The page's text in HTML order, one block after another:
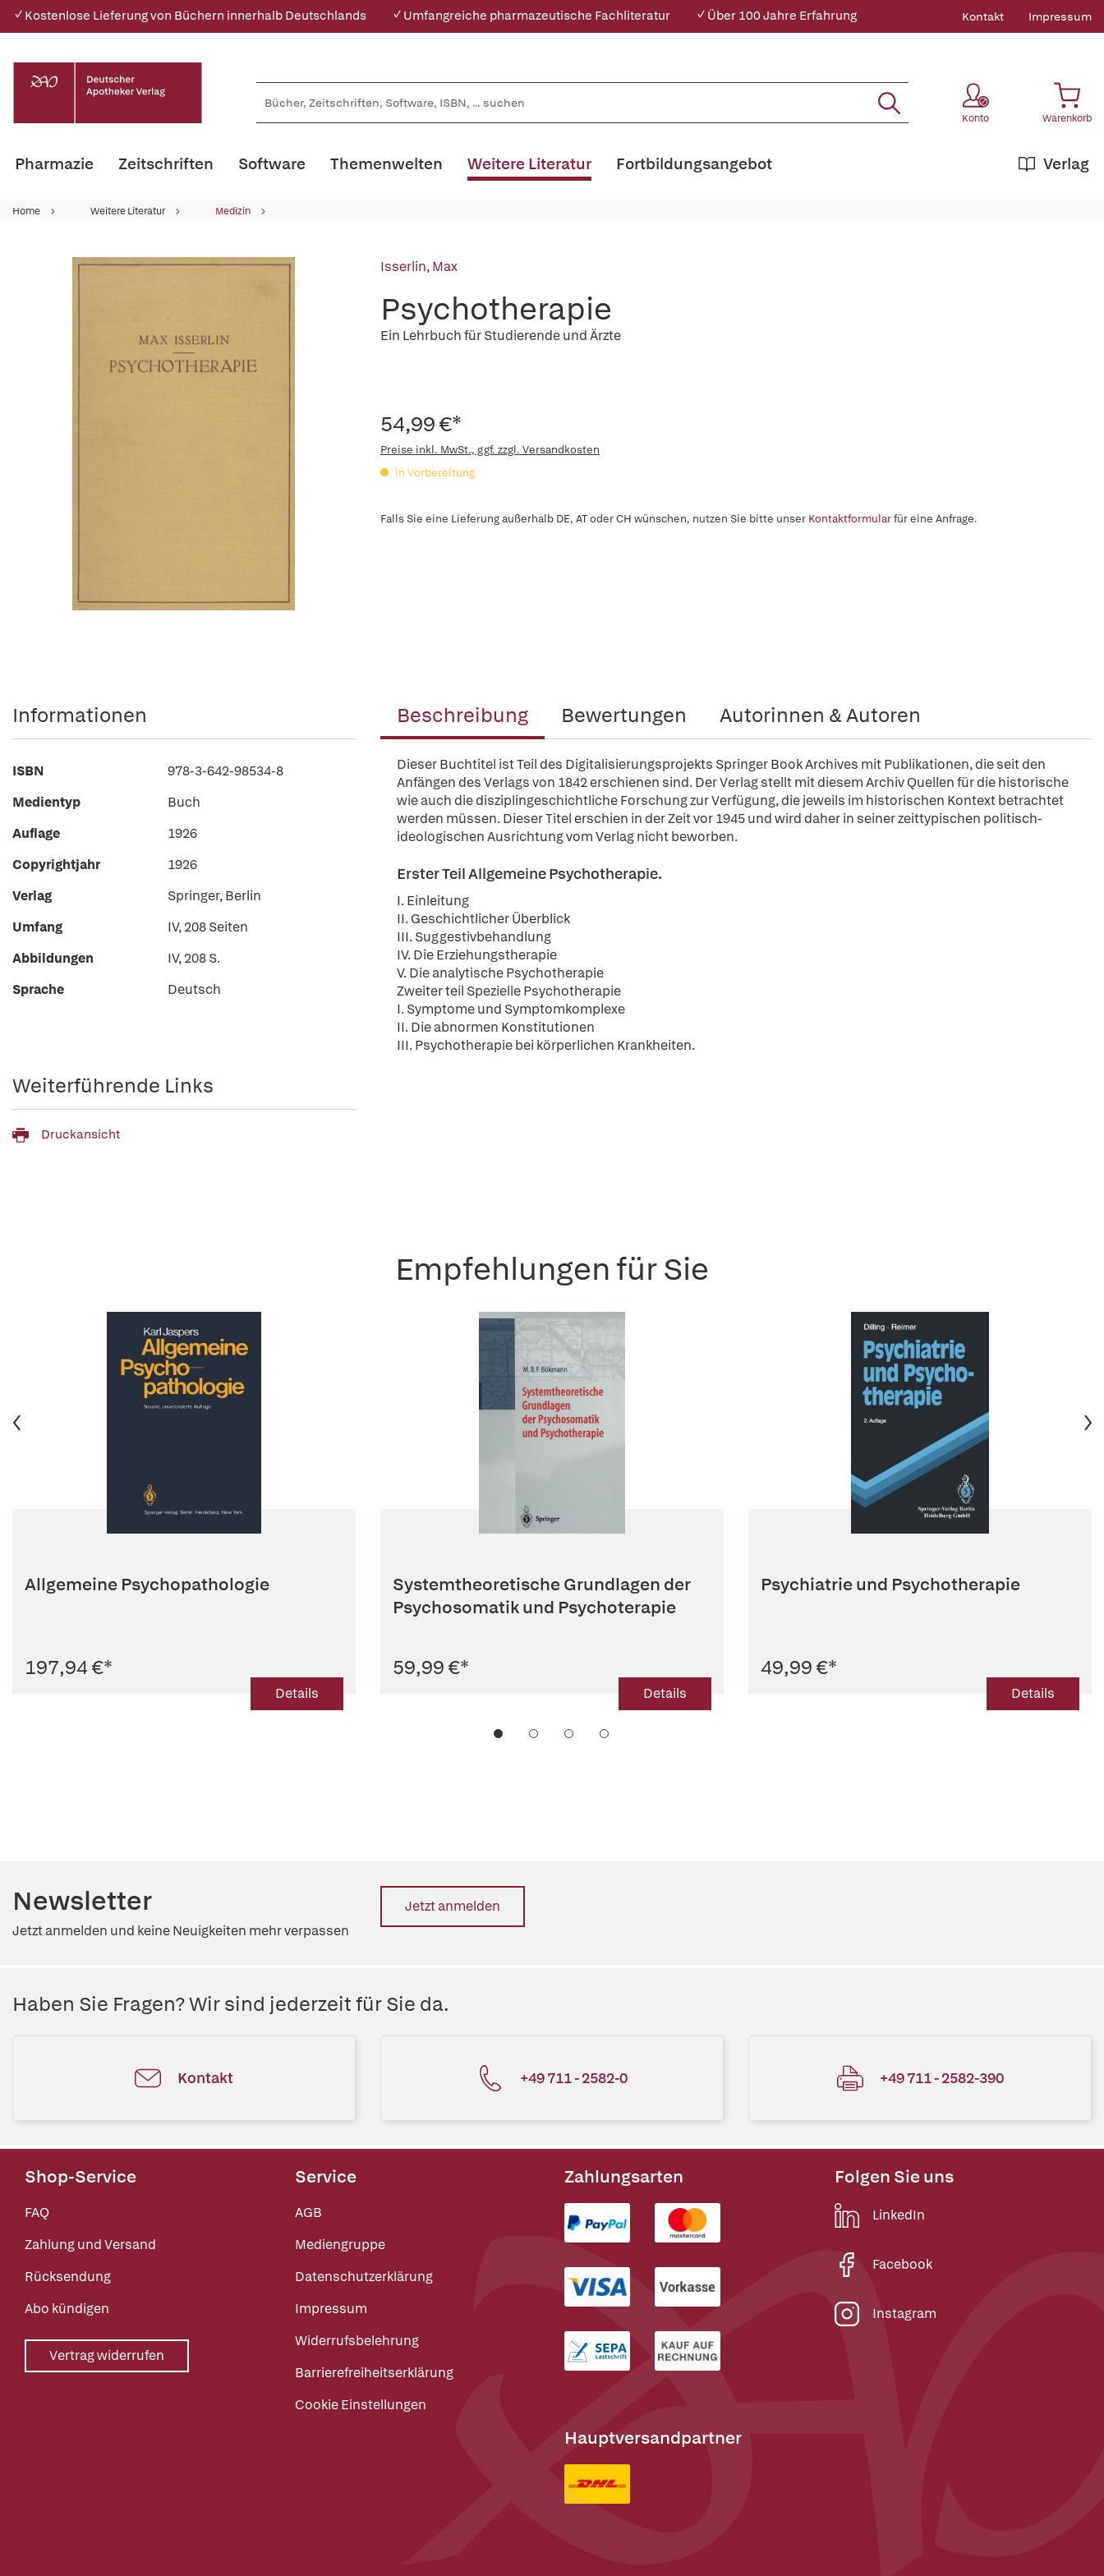
✓ Kostenlose Lieferung von Büchern innerhalb Deutschlands ✓ Umfangreiche pharmazeutische Fachliteratur ✓ Über 100 Jahre Erfahrung Kontakt Impressum
Konto Warenkorb
Pharmazie Zeitschriften Software Themenwelten Weitere Literatur Verlag
Fortbildungsangebot
Home Weitere Literatur Medizin
Isserlin, Max
Psychotherapie
Ein Lehrbuch für Studierende und Ärzte
54,99 €*
Preise inkl. MwSt., ggf. zzgl. Versandkosten
in Vorbereitung
Falls Sie eine Lieferung außerhalb DE, AT oder CH wünschen, nutzen Sie bitte unser Kontaktformularfür eine Anfrage.
Beschreibung Bewertungen Autorinnen & Autoren
Dieser Buchtitel ist Teil des Digitalisierungsprojekts Springer Book Archives mit Publikationen, die seit den
Anfängen des Verlags von 1842 erschienen sind. Der Verlag stellt mit diesem Archiv Quellen für die historische
wie auch die disziplingeschichtliche Forschung zur Verfügung, die jeweils im historischen Kontext betrachtet
werden müssen. Dieser Titel erschien in der Zeit vor 1945 und wird daher in seiner zeittypischen politisch-
ideologischen Ausrichtung vom Verlag nicht beworben.
Erster Teil Allgemeine Psychotherapie.
I. Einleitung
II. Geschichtlicher Überblick
III. Suggestivbehandlung
IV. Die Erziehungstherapie
V. Die analytische Psychotherapie
Zweiter teil Spezielle Psychotherapie
I. Symptome und Symptomkomplexe
II. Die abnormen Konstitutionen
III. Psychotherapie bei körperlichen Krankheiten.
Informationen
ISBN
978-3-642-98534-8
Medientyp
Buch
Auflage
1926
Copyrightjahr
1926
Verlag
Springer, Berlin
Umfang
IV, 208 Seiten
Abbildungen
IV, 208 S.
Sprache
Deutsch
Weiterführende Links
Druckansicht
Empfehlungen für Sie
Allgemeine Psychopathologie
197,94 €*
Details
Systemtheoretische Grundlagen der
Psychosomatik und Psychoterapie
59,99 €*
Details
Psychiatrie und Psychotherapie
49,99 €*
Details
Newsletter
Jetzt anmelden und keine Neuigkeiten mehr verpassen
Jetzt anmelden
Haben Sie Fragen? Wir sind jederzeit für Sie da.
Kontakt +49 711 - 2582-0 +49 711 - 2582-390
Shop-Service
FAQ
Zahlung und Versand
Rücksendung
Abo kündigen
Vertrag widerrufen
Service
AGB
Mediengruppe
Datenschutzerklärung
Impressum
Widerrufsbelehrung
Barrierefreiheitserklärung
Cookie Einstellungen
Zahlungsarten
Hauptversandpartner
Folgen Sie uns
LinkedIn
Facebook
Instagram